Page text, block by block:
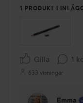
1 PRODUKT I
Gilla 1
633 visningar
Emma